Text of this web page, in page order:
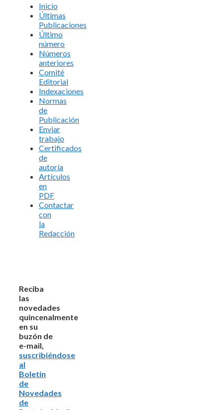
Inicio
Últimas
Publicaciones
Último
número
Números
anteriores
Comité
Editorial
Indexaciones
Normas
de
Publicación
Enviar
trabajo
Certificados
de
autoría
Artículos
en
PDF
Contactar
con
la
Redacción
Reciba
las
novedades
quincenalmente
en su
buzón de
e-mail,
suscribiéndose
al
Boletín
de
Novedades
de